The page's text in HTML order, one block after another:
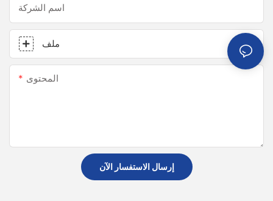
اسم الشركة
ملف
المحتوى
إرسال الاستفسار الآن